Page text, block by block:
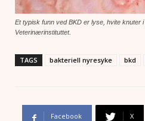
Et typisk funn ved BKD er lyse, hvite knuter
Veterinærinstituttet.
TAGS bakteriell nyresyke bkd
Facebook X